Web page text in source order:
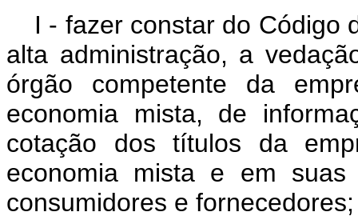
I - fazer constar do Código
alta administração, a
órgão competente da
economia mista, de
cotação dos títulos da
economia mista e em
consumidores e fornecedores;